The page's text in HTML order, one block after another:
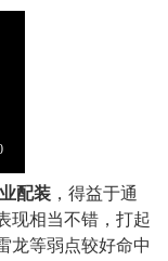
配装 ，得益于通
现相当不错，打起
龙等弱点较好命中